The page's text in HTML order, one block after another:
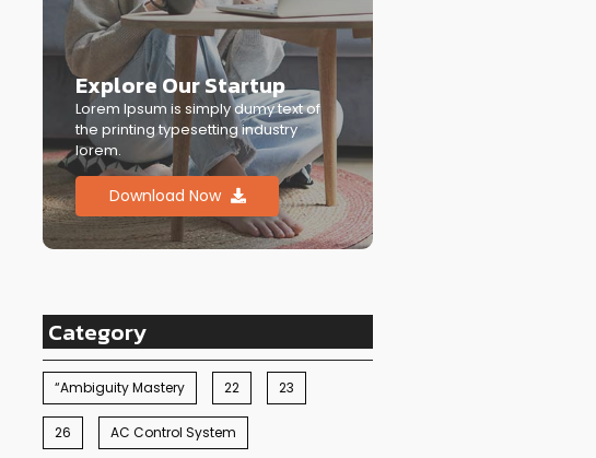
Explore Our Startup
Lorem Ipsum is simply dumy text of
the printing typesetting industry
lorem.
Download Now
Category
“Ambiguity Mastery 22 23
26 AC Control System